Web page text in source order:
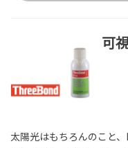
可
太陽光はもちろんのこと